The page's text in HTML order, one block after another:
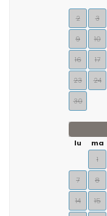
2 3
9 10
16 17
23 24
30
lu
ma
1
7 8
14 15